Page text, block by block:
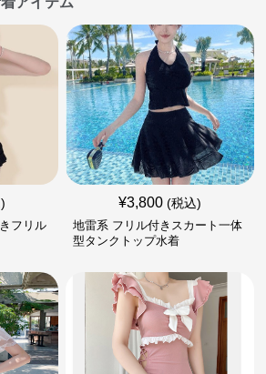
フリル
¥3,800 (税込)
地雷系 フリル付きスカート一体
型タンクトップ水着